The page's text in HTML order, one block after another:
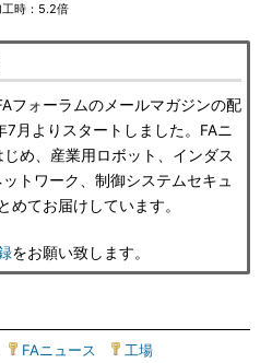
工時：5.2倍
フォーラムのメールマガジンの配
7月よりスタートしました。FAニ
じめ、産業用ロボット、インダス
トワーク、制御システムセキュ
めてお届けしています。
をお願い致します。
FAニュース 工場